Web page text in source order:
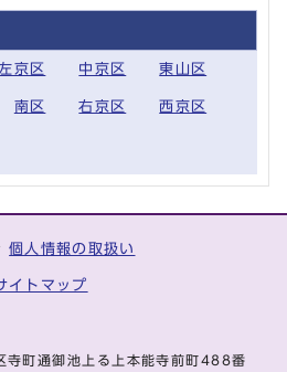
京区 中京区 東山区
南区 右京区 西京区
個人情報の取扱い
イトマップ
町通御池上る上本能寺前町488番